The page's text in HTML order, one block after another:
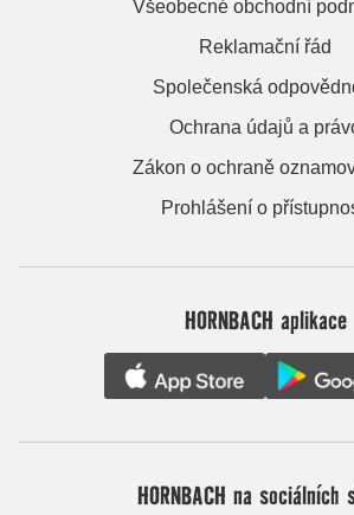
Všeobecné obchodní
Reklamační řád
Společenská
Ochrana údajů a
Zákon o ochraně
Prohlášení o
HORNBACH aplikace
HORNBACH na sociálních